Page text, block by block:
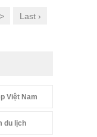
> Last ›
Việt Nam
du lịch